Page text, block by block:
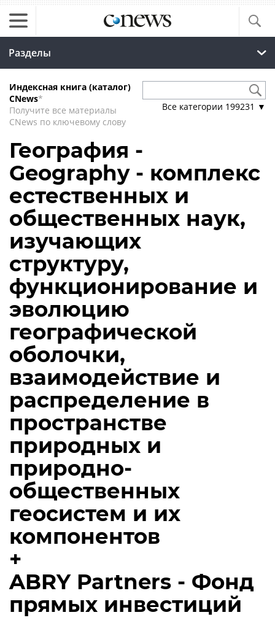
Разделы
Индексная книга (каталог)
CNews*
Получите все материалы
CNews по ключевому слову
Все категории 199231 ▼
География -
Geography - комплекс
естественных и
общественных наук,
изучающих
структуру,
функционирование и
эволюцию
географической
оболочки,
взаимодействие и
распределение в
пространстве
природных и
природно-
общественных
геосистем и их
компонентов
+
ABRY Partners - Фонд
прямых инвестиций